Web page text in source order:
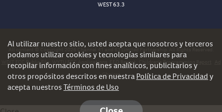
WEST 63.3
All content © Copyright 2026 Channel 41 and 63 Limited Partnership. All Rights Reserved.
WDJT FCC Public File
WYTU FCC Applications EEO Report Children's Programming Report
Choices
Al utilizar nuestro sitio, usted acepta que nosotros y terceros
podamos utilizar cookies y tecnologías similares para
recopilar información con fines analíticos, publicitarios y
otros propósitos descritos en nuestraPolítica de Privacidady
acepta nuestrosTérminos de Uso